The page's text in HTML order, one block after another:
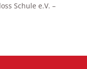
Schule e.V. –